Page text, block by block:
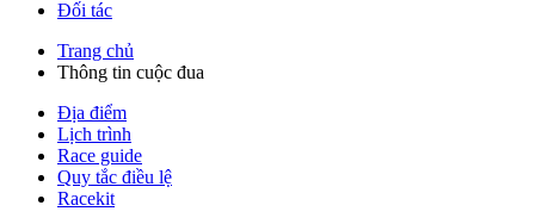
Đối tác
Trang chủ
Thông tin cuộc đua
Địa điểm
Lịch trình
Race guide
Quy tắc điều lệ
Racekit